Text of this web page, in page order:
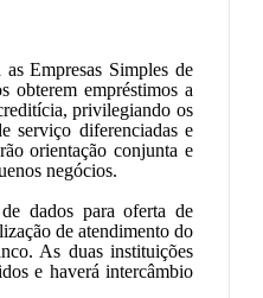
Empresas Simples de
obterem empréstimos a
privilegiando os
serviço diferenciadas e
orientação conjunta e
negócios.
dados para oferta de
de atendimento do
As duas instituições
e haverá intercâmbio